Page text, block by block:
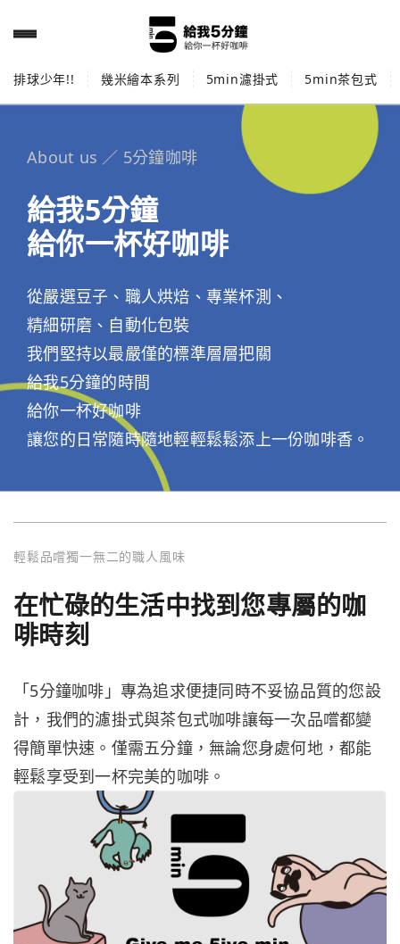
排球少年!! 幾米繪本系列 5min濾掛式 5min茶包式
About us ／ 5分鐘咖啡
給我5分鐘
給你一杯好咖啡
從嚴選豆子、職人烘焙、專業杯測、
精細研磨、自動化包裝
我們堅持以最嚴僅的標準層層把關
給我5分鐘的時間
給你一杯好咖啡
讓您的日常隨時隨地輕輕鬆鬆添上一份咖啡香。
輕鬆品嚐獨一無二的職人風味
在忙碌的生活中找到您專屬的咖
啡時刻
「5分鐘咖啡」專為追求便捷同時不妥協品質的您設
計，我們的濾掛式與茶包式咖啡讓每一次品嚐都變
得簡單快速。僅需五分鐘，無論您身處何地，都能
輕鬆享受到一杯完美的咖啡。